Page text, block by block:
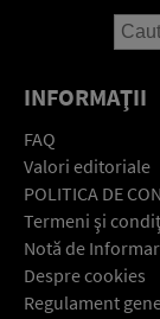
INFORMAŢII
FAQ
Valori editoriale
POLITICA DE
Termeni şi
Notă de
Despre cookies
Regulament